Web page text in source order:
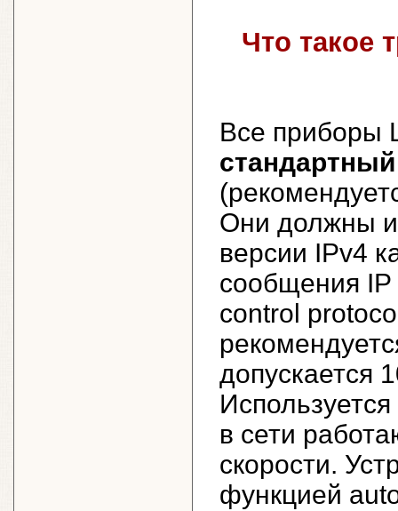
Что такое
Все приборы
Они должны
версии IPv4
сообщения IP
control
допускается
в сети
скорости.
функцией